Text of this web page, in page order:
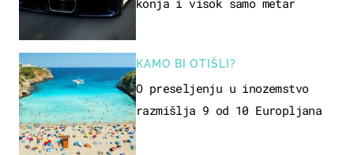
KAMO BI OTIŠLI?
O preseljenju u inozemstvo
razmišlja 9 od 10 Europljana